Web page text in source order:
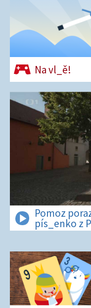
Na vl_ě!
Pomoz
pís_enko z